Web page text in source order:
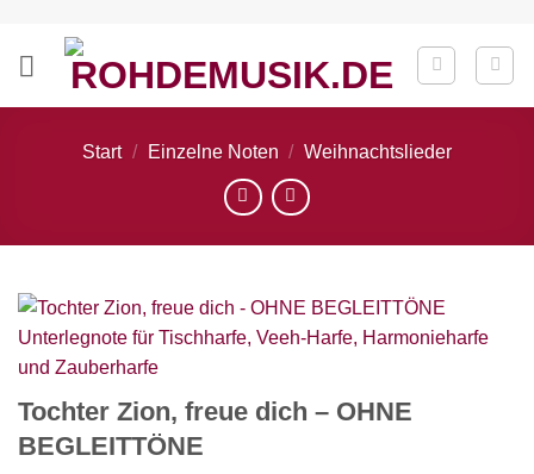
springen
Start / Einzelne Noten / Weihnachtslieder
Tochter Zion, freue dich – OHNE
BEGLEITTÖNE